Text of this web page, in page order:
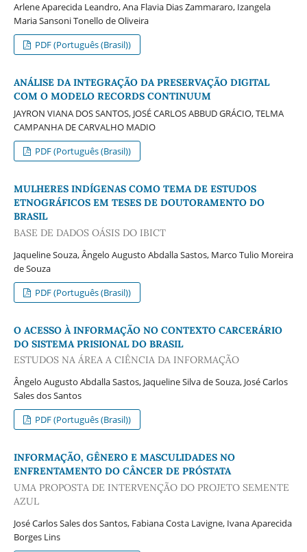
Arlene Aparecida Leandro, Ana Flavia Dias Zammararo, Izangela
Maria Sansoni Tonello de Oliveira
PDF (Português (Brasil))
ANÁLISE DA INTEGRAÇÃO DA PRESERVAÇÃO DIGITAL
COM O MODELO RECORDS CONTINUUM
JAYRON VIANA DOS SANTOS, JOSÉ CARLOS ABBUD GRÁCIO, TELMA
CAMPANHA DE CARVALHO MADIO
PDF (Português (Brasil))
MULHERES INDÍGENAS COMO TEMA DE ESTUDOS
ETNOGRÁFICOS EM TESES DE DOUTORAMENTO DO
BRASIL
BASE DE DADOS OÁSIS DO IBICT
Jaqueline Souza, Ângelo Augusto Abdalla Sastos, Marco Tulio Moreira
de Souza
PDF (Português (Brasil))
O ACESSO À INFORMAÇÃO NO CONTEXTO CARCERÁRIO
DO SISTEMA PRISIONAL DO BRASIL
ESTUDOS NA ÁREA A CIÊNCIA DA INFORMAÇÃO
Ângelo Augusto Abdalla Sastos, Jaqueline Silva de Souza, José Carlos
Sales dos Santos
PDF (Português (Brasil))
INFORMAÇÃO, GÊNERO E MASCULIDADES NO
ENFRENTAMENTO DO CÂNCER DE PRÓSTATA
UMA PROPOSTA DE INTERVENÇÃO DO PROJETO SEMENTE
AZUL
José Carlos Sales dos Santos, Fabiana Costa Lavigne, Ivana Aparecida
Borges Lins